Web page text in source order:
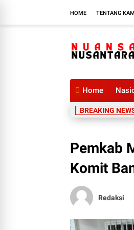
HOME TENTANG
Home
BREAKING
Pemkab
Komit
Redaksi